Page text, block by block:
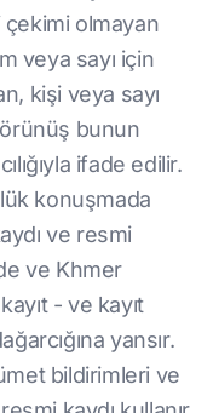
çekimi olmayan
veya sayı için
kişi veya sayı
bunun
ifade edilir.
konuşmada
ve resmi
ve Khmer
- ve kayıt
yansır.
bildirimleri ve